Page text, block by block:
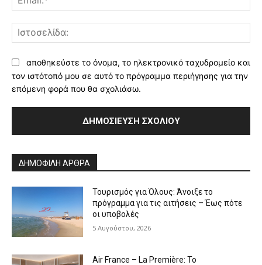
αποθηκεύστε το όνομα, το ηλεκτρονικό ταχυδρομείο και
τον ιστότοπό μου σε αυτό το πρόγραμμα περιήγησης για την
επόμενη φορά που θα σχολιάσω.
ΔΗΜΟΦΙΛΗ ΑΡΘΡΑ
Τουρισμός για Όλους: Άνοιξε το
πρόγραμμα για τις αιτήσεις – Έως πότε
οι υποβολές
5 Αυγούστου, 2026
Air France – La Première: Το